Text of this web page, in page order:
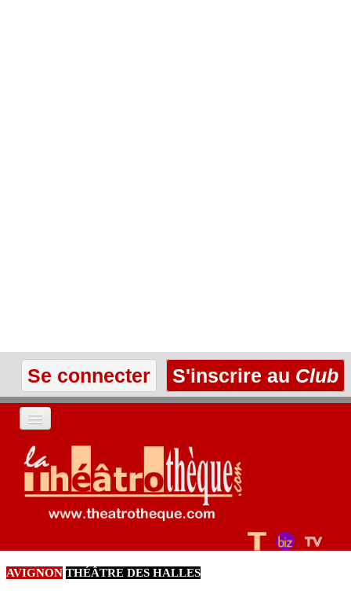
Se connecter S'inscrire au Club
ACCUEIL
LES TEXTES
LES ANNONCES
AVIGNON THÉÂTRE DES HALLES